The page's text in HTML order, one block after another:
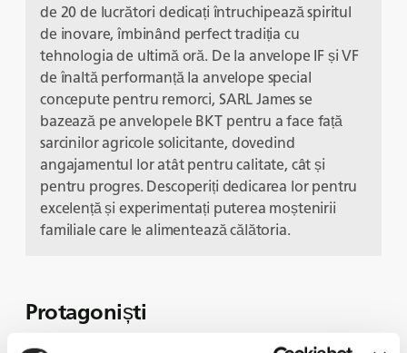
de 20 de lucrători dedicați întruchipează spiritul
de inovare, îmbinând perfect tradiția cu
tehnologia de ultimă oră. De la anvelope IF și VF
de înaltă performanță la anvelope special
concepute pentru remorci, SARL James se
bazează pe anvelopele BKT pentru a face față
sarcinilor agricole solicitante, dovedind
angajamentul lor atât pentru calitate, cât și
pentru progres. Descoperiți dedicarea lor pentru
excelență și experimentați puterea moștenirii
familiale care le alimentează călătoria.
Protagoniști